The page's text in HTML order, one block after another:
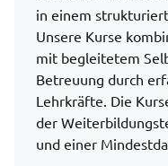
in einem
Unsere Kurse
mit begleitetem
Betreuung durch
Lehrkräfte. Die
der
und einer